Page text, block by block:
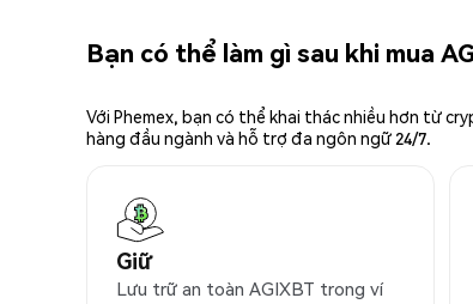
Bạn có thể làm gì sau khi mua
Với Phemex, bạn có thể khai thác nhiều hơn từ
hàng đầu ngành và hỗ trợ đa ngôn ngữ 24/7.
Giữ
Lưu trữ an toàn AGIXBT trong ví